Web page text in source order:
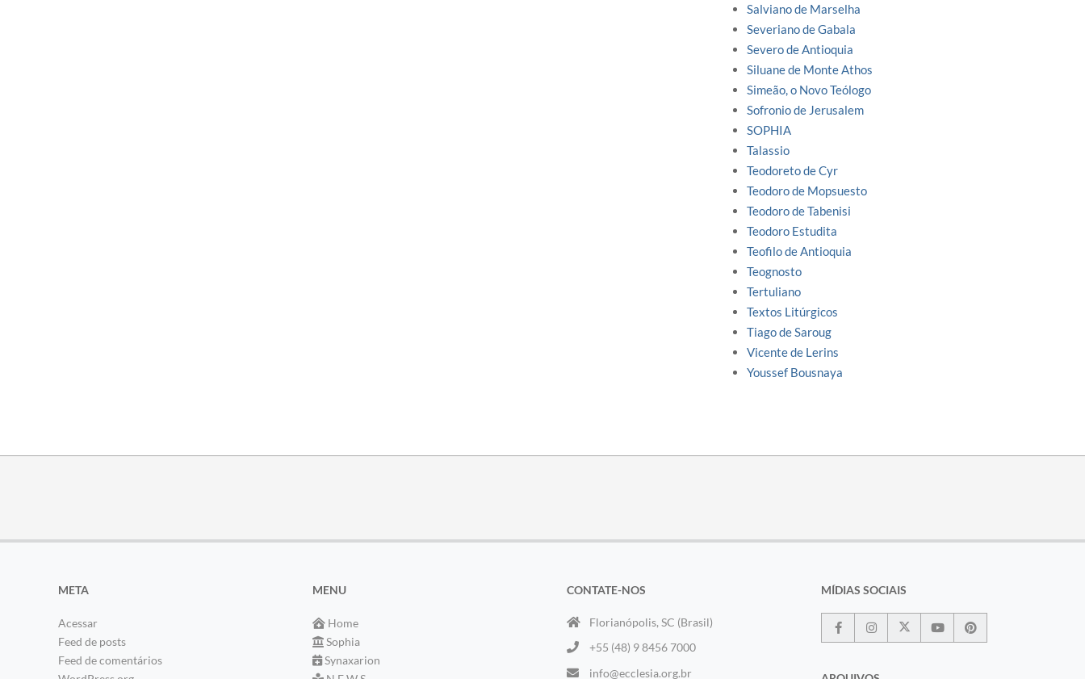
Salviano de Marselha
Severiano de Gabala
Severo de Antioquia
Siluane de Monte Athos
Simeão, o Novo Teólogo
Sofronio de Jerusalem
SOPHIA
Talassio
Teodoreto de Cyr
Teodoro de Mopsuesto
Teodoro de Tabenisi
Teodoro Estudita
Teofilo de Antioquia
Teognosto
Tertuliano
Textos Litúrgicos
Tiago de Saroug
Vicente de Lerins
Youssef Bousnaya
META
Acessar
Feed de posts
Feed de comentários
MENU
Home
Sophia
Synaxarion
CONTATE-NOS
Florianópolis, SC (Brasil)
+55 (48) 9 8456 7000
info@ecclesia.org.br
MÍDIAS SOCIAIS